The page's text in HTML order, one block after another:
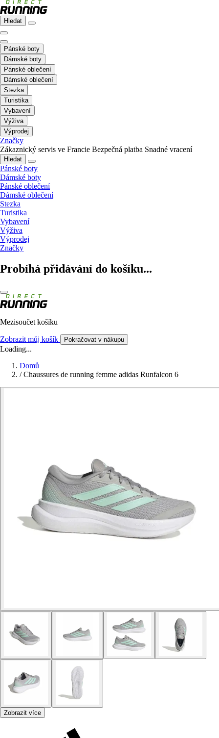
Hledat
Pánské boty
Dámské boty
Pánské oblečení
Dámské oblečení
Stezka
Turistika
Vybavení
Výživa
Výprodej
Značky
Zákaznický servis ve Francie Bezpečná platba Snadné vracení
Hledat
Pánské boty
Dámské boty
Pánské oblečení
Dámské oblečení
Stezka
Turistika
Vybavení
Výživa
Výprodej
Značky
Probíhá přidávání do košíku...
Mezisoučet košíku
Zobrazit můj košík Pokračovat v nákupu
Loading...
Domů
/ Chaussures de running femme adidas Runfalcon 6
Zobrazit více